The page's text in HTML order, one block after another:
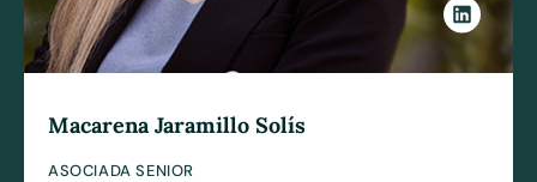
Macarena Jaramillo Solís
ASOCIADA SENIOR